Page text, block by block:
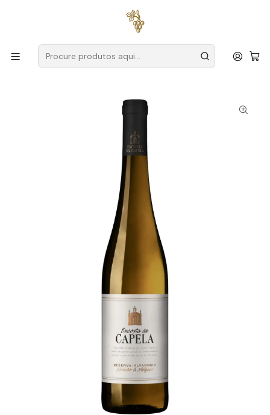
para encomendas a partir de
Produtores Vinho Verde
Encosta da Capela
Encosta da Capela Alvarinho Reserva Magnum 2023 Vinho
Verde Branco 1,5L